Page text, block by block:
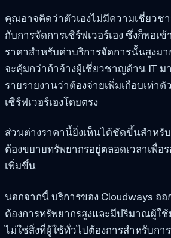
คุณอาจคิดว่าตัวเองไม่มีความเชี่ยวช
กับการจัดการเซิร์ฟเวอร์เอง ซึ่งก็พอเ
ราคาสำหรับค่าบริการจัดการนั้นสูงม
จะคุ้มกว่าถ้าจ้างผู้เชี่ยวชาญด้าน IT ม
รายรายงานว่าต้องจ่ายเพิ่มเกือบเท่า
เซิร์ฟเวอร์เองโดยตรง
ส่วนต่างราคานี้ยิ่งเห็นได้ชัดขึ้นสำหรับ
ต้องขยายทรัพยากรอยู่ตลอดเวลาเพื่อ
เพิ่มขึ้น
นอกจากนี้ บริการของ Cloudways อ
ต้องการทรัพยากรสูงและมีปริมาณผู้ใ
ไม่ใช่สิ่งที่ผู้ใช้ทั่วไปต้องการสำหรับกา